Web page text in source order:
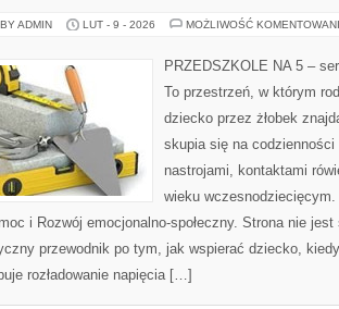
ADMIN LUT - 9 - 2026 MOŻLIWOŚĆ
PRZEDSZKOLE NA 5 –
To przestrzeń, w którym
dziecko przez żłobek
skupia się na
nastrojami, kontaktami
wieku
i Rozwój emocjonalno-społeczny. Strona nie
przewodnik po tym, jak wspierać dziecko,
rozładowanie napięcia […]